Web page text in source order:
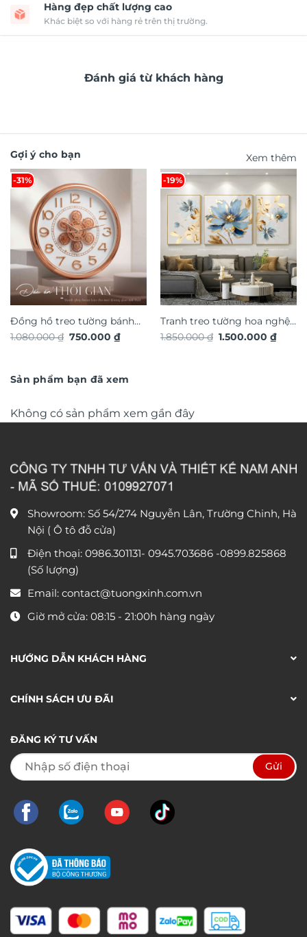
Hàng đẹp chất lượng cao
Khác biệt so với hàng rẻ trên thị trường.
Đánh giá từ khách hàng
Gợi ý cho bạn Xem thêm
-31%
Đồng hồ treo tường bánh
răng chuyển động trang trí
1.080.000₫ Giá
750.000₫Giá
-19%
Tranh treo tường hoa nghệ
thuật in nổi 3D hiệu ứng dát
1.850.000₫ Giá
1.500.000₫Giá
Sản phẩm bạn đã xem
Không có sản phẩm xem gần đây
Showroom: Số 54/274 Nguyễn Lân, Trường Chinh, Hà
Nội ( Ô tô đỗ cửa)
Điện thoại: 0986.301131- 0945.703686 -0899.825868
(Số lượng)
Email: contact@tuongxinh.com.vn
Giờ mở cửa: 08:15 - 21:00h hàng ngày
HƯỚNG DẪN KHÁCH HÀNG
CHÍNH SÁCH ƯU ĐÃI
ĐĂNG KÝ TƯ VẤN